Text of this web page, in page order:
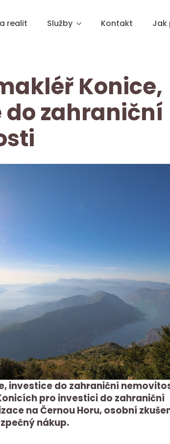
realit Služby Kontakt Jak
Konice,
zahraniční
investice do zahraniční
pro investici do zahraniční
na Černou Horu, osobní
nákup.